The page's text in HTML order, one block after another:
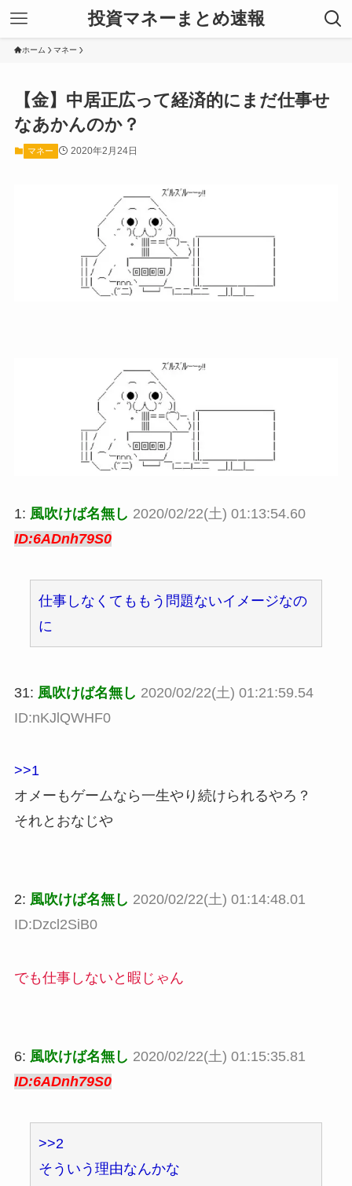
投資マネーまとめ速報
ホーム マネー
【金】中居正広って経済的にまだ仕事せ
なあかんのか？
マネー 2020年2月24日
1: 風吹けば名無し 2020/02/22(土) 01:13:54.60
ID:6ADnh79S0
仕事しなくてももう問題ないイメージなの
に
31: 風吹けば名無し 2020/02/22(土) 01:21:59.54
ID:nKJlQWHF0
>>1
オメーもゲームなら一生やり続けられるやろ？
それとおなじや
2: 風吹けば名無し 2020/02/22(土) 01:14:48.01
ID:Dzcl2SiB0
でも仕事しないと暇じゃん
6: 風吹けば名無し 2020/02/22(土) 01:15:35.81
ID:6ADnh79S0
>>2
そういう理由なんかな